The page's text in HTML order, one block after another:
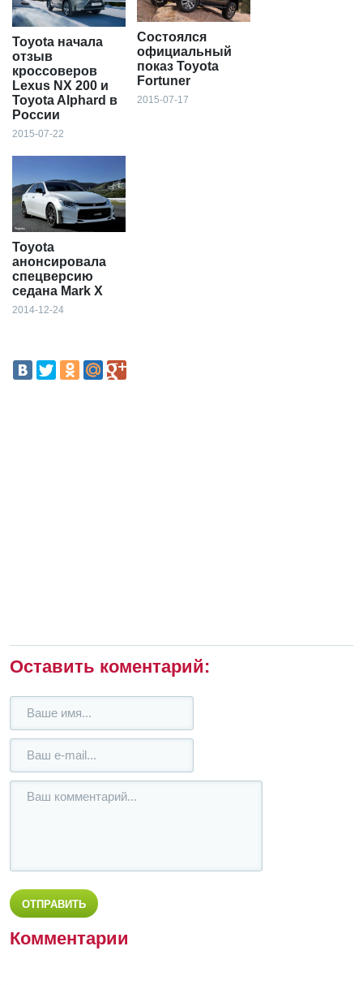
Toyota начала
отзыв
кроссоверов
Lexus NX 200 и
Toyota Alphard в
России
2015-07-22
Состоялся
официальный
показ Toyota
Fortuner
2015-07-17
Toyota
анонсировала
спецверсию
седана Mark X
2014-12-24
Оставить коментарий:
Комментарии